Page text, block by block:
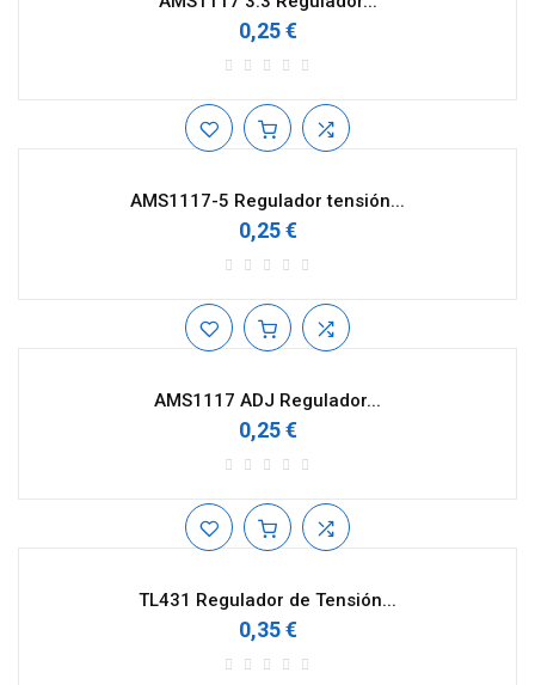
0,25 €
AMS1117-5 Regulador tensión...
0,25 €
AMS1117 ADJ Regulador...
0,25 €
TL431 Regulador de Tensión...
0,35 €